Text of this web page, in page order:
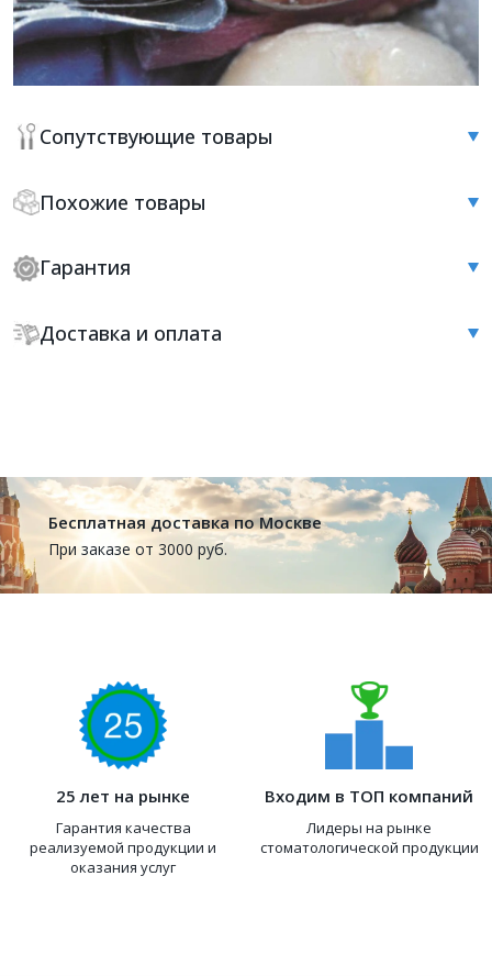
Сопутствующие товары
Похожие товары
Гарантия
Доставка и оплата
Бесплатная доставка по Москве
При заказе от 3000 руб.
25 лет на рынке
Гарантия качества
реализуемой продукции и
оказания услуг
Входим в ТОП компаний
Лидеры на рынке
стоматологической продукции